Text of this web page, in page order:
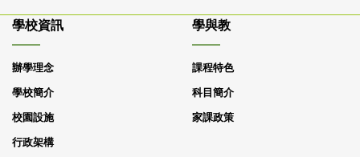
學校資訊
辦學理念
學校簡介
校園設施
行政架構
學與教
課程特色
科目簡介
家課政策